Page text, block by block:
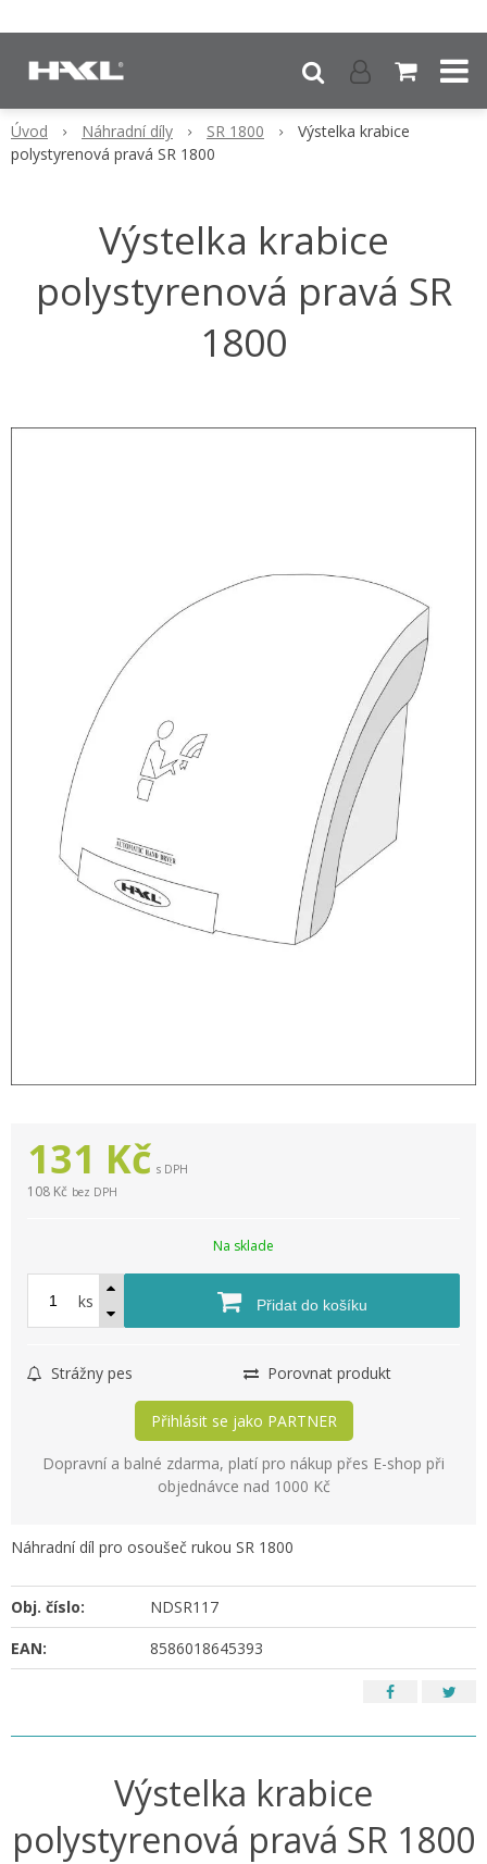
Úvod Náhradní díly SR 1800
Výstelka krabice
polystyrenová pravá SR 1800
Výstelka krabice
polystyrenová pravá SR
1800
131 Kč s DPH
108 Kč bez DPH
Na sklade
ks Přidat do košíku
Strážny pes Porovnat produkt
Přihlásit se jako PARTNER
Dopravní a balné zdarma, platí pro nákup přes E-shop při
objednávce nad 1000 Kč
Náhradní díl pro osoušeč rukou SR 1800
Obj. číslo:
NDSR117
EAN:
8586018645393
Výstelka krabice
polystyrenová pravá SR 1800